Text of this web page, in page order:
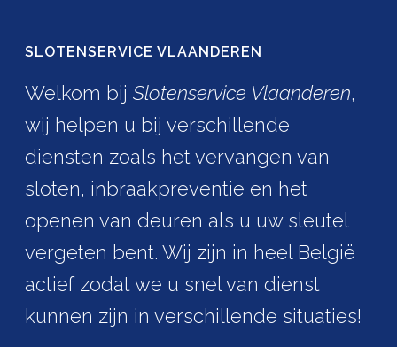
SLOTENSERVICE VLAANDEREN
Welkom bijSlotenservice Vlaanderen,
wij helpen u bij verschillende
diensten zoals het vervangen van
sloten, inbraakpreventie en het
openen van deuren als u uw sleutel
vergeten bent. Wij zijn in heel België
actief zodat we u snel van dienst
kunnen zijn in verschillende situaties!